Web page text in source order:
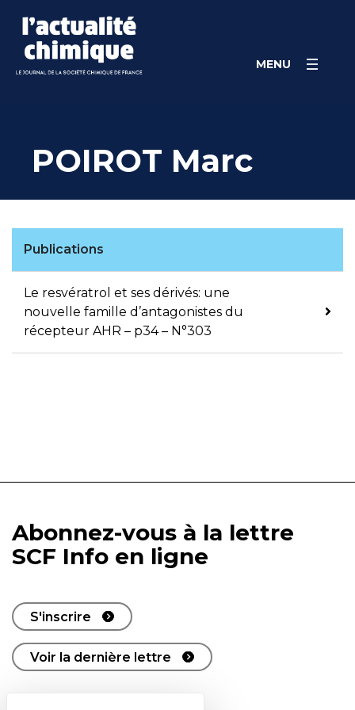
content
MENU
POIROT Marc
Publications
Le resvératrol et ses dérivés: une
nouvelle famille d’antagonistes du
récepteur AHR – p34 – N°303
Abonnez-vous à la lettre
SCF Info en ligne
S'inscrire
Voir la dernière lettre